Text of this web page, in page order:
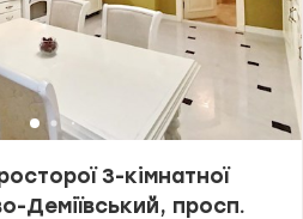
3-кімнатної
Деміївський, просп.